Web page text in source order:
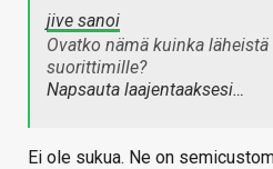
jive sanoi
Ovatko nämä kuinka läheistä
suorittimille?
Napsauta laajentaaksesi…
Ei ole sukua. Ne on